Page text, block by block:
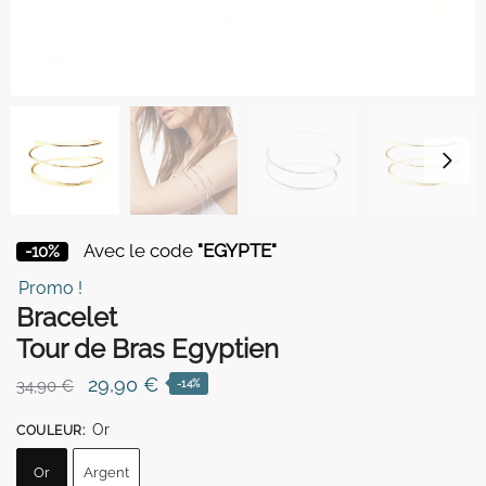
-10% Avec le code "EGYPTE"
Promo !
Bracelet
Tour de Bras Egyptien
34,90€
Le
initial
était :
29,90 €Le-14%
COULEUR: Or
Or Argent